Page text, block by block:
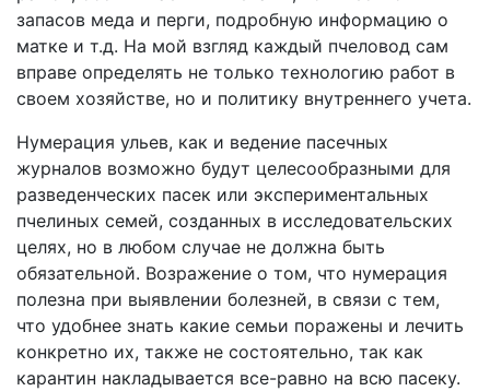
запасов меда и перги, подробную информацию о
матке и т.д. На мой взгляд каждый пчеловод сам
вправе определять не только технологию работ в
своем хозяйстве, но и политику внутреннего учета.
Нумерация ульев, как и ведение пасечных
журналов возможно будут целесообразными для
разведенческих пасек или экспериментальных
пчелиных семей, созданных в исследовательских
целях, но в любом случае не должна быть
обязательной. Возражение о том, что нумерация
полезна при выявлении болезней, в связи с тем,
что удобнее знать какие семьи поражены и лечить
конкретно их, также не состоятельно, так как
карантин накладывается все-равно на всю пасеку.